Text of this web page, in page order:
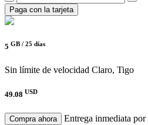
Paga con la tarjeta
5 GB / 25 días
Sin límite de velocidad Claro, Tigo
49.08 USD
Compra ahora
Entrega inmediata